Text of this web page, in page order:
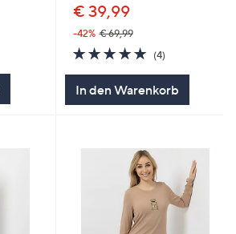
€ 39,99
-42% € 69,99
5.0
von
(4)4
In den Warenkorb